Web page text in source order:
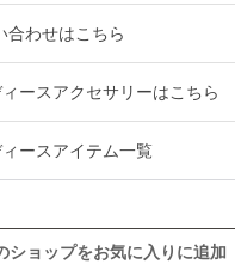
合わせはこちら
ースアクセサリーはこちら
ースアイテム一覧
ショップをお気に入りに追加